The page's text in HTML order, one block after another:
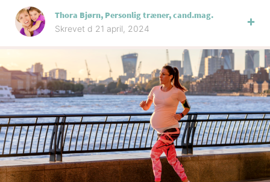
Thora Bjørn, Personlig træner, cand.mag.
Skrevet d 21 april, 2024